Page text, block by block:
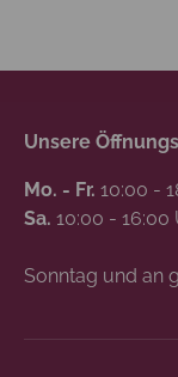
Unsere
Mo. - Fr. 10:00 -
Sa. 10:00 - 16:00
Sonntag und an